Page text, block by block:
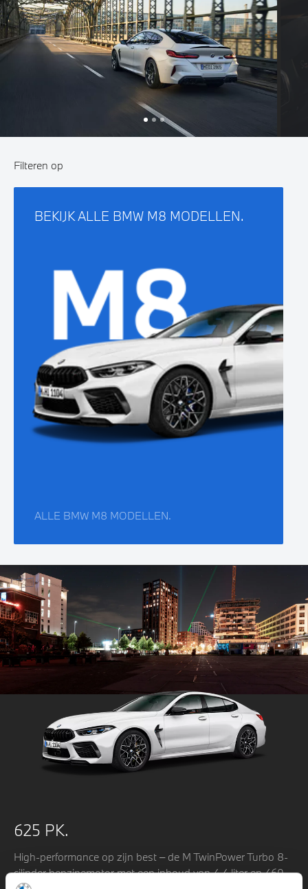
Filteren op
BEKIJK ALLE BMW M8 MODELLEN.
ALLE BMW M8 MODELLEN.
625 PK.
High-performance op zijn best – de M TwinPower Turbo 8-
cilinder benzinemotor met een inhoud van 4,4 liter en 460